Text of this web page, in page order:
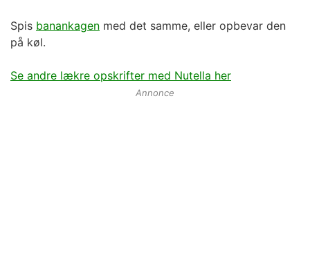
Spis banankagen med det samme, eller opbevar den
på køl.
Se andre lækre opskrifter med Nutella her
Annonce